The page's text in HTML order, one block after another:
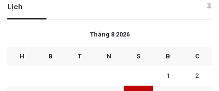
Lịch
Tháng 8 2026
H B T N S B C
1 2